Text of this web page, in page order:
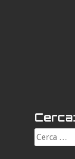
Cerca: